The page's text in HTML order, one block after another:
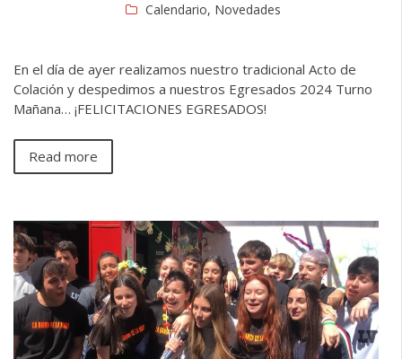
Calendario, Novedades
En el día de ayer realizamos nuestro tradicional Acto de
Colación y despedimos a nuestros Egresados 2024 Turno
Mañana… ¡FELICITACIONES EGRESADOS!
Read more